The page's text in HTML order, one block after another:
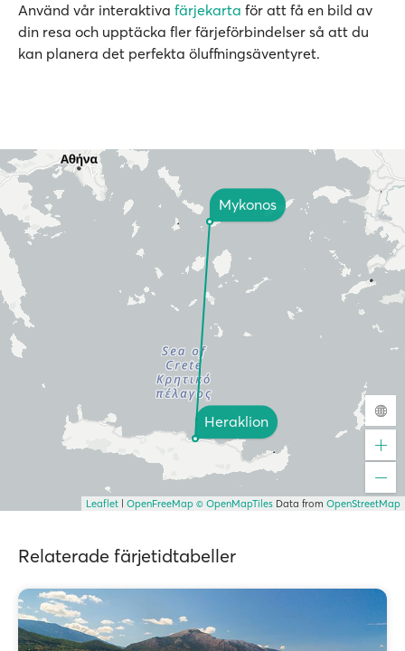
Använd vår interaktiva färjekarta för att få en bild av
din resa och upptäcka fler färjeförbindelser så att du
kan planera det perfekta öluffningsäventyret.
Mykonos
Heraklion
Leaflet OpenFreeMap © OpenMapTiles Data from OpenStreetMap
Relaterade färjetidtabeller